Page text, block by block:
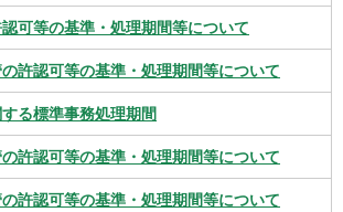
可等の基準・処理期間等について
許認可等の基準・処理期間等について
る標準事務処理期間
許認可等の基準・処理期間等について
許認可等の基準・処理期間等について